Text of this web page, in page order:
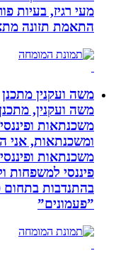
מעי רגיז, בעיות
התאמת תזונה
משה ועקנין מתכנן
משה ועקנין, מתכנן
משכנתאות
ומשכנתאות, אני
משכנתאות
פיננסי למשפחות
בהתנדבות בתחום
”פעמונים”